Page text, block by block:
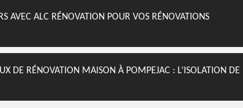
AVEC ALC RÉNOVATION POUR VOS RÉNOVATIONS
DE RÉNOVATION MAISON À POMPEJAC : L’ISOLATION DE